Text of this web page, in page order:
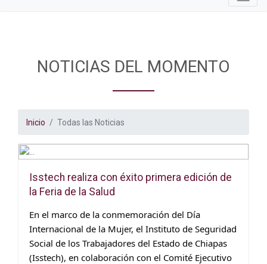
NOTICIAS DEL MOMENTO
Inicio Todas las Noticias
Isstech realiza con éxito primera edición de
la Feria de la Salud
En el marco de la conmemoración del Día
Internacional de la Mujer, el Instituto de Seguridad
Social de los Trabajadores del Estado de Chiapas
(Isstech), en colaboración con el Comité Ejecutivo